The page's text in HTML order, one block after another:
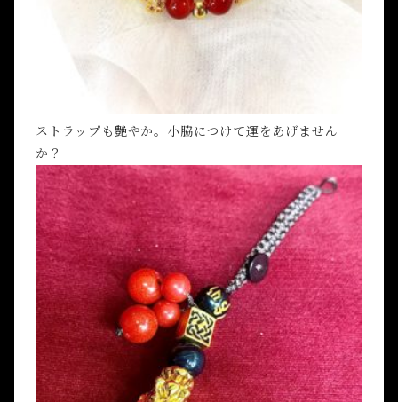
ストラップも艶やか。小脇につけて運をあげません
か？